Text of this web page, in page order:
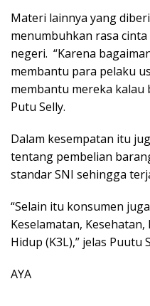
Materi lainnya yang
menumbuhkan rasa
negeri. “Karena
membantu para pelaku
membantu mereka kalau
Putu Selly.
Dalam kesempatan itu
tentang pembelian
standar SNI sehingga
“Selain itu konsumen
Keselamatan,
Hidup (K3L),” jelas Puutu
AYA